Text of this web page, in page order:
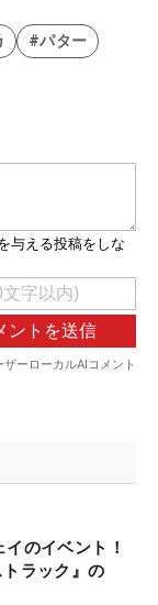
#パター
のイベント！
ラック』の